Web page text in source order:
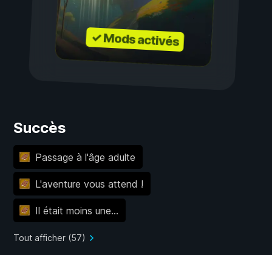
✓ Mods activés
Succès
Passage à l'âge adulte
L'aventure vous attend !
Il était moins une...
Tout afficher (57)